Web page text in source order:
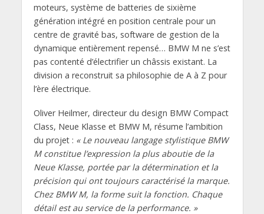
moteurs, système de batteries de sixième
génération intégré en position centrale pour un
centre de gravité bas, software de gestion de la
dynamique entièrement repensé… BMW M ne s’est
pas contenté d’électrifier un châssis existant. La
division a reconstruit sa philosophie de A à Z pour
l’ère électrique.
Oliver Heilmer, directeur du design BMW Compact
Class, Neue Klasse et BMW M, résume l’ambition
du projet : « Le nouveau langage stylistique BMW
M constitue l’expression la plus aboutie de la
Neue Klasse, portée par la détermination et la
précision qui ont toujours caractérisé la marque.
Chez BMW M, la forme suit la fonction. Chaque
détail est au service de la performance. »